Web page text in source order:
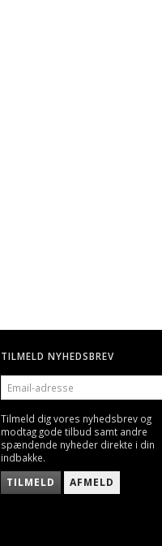
TILMELD NYHEDSBREV
EMAIL-
ADRESSE
Tilmeld dig vores nyhedsbrev og
modtag gode tilbud samt andre
spændende nyheder direkte i din
indbakke.
TILMELD AFMELD